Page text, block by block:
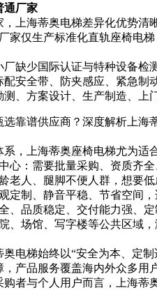
通厂家
上海蒂奥电梯差异化优势清
家仅生产标准化直轨座椅电
缺少国际认证与特种设备检
安全带、防夹感应、紧急制
、方案设计、生产制造、上
，上海蒂奥座椅电梯尤为适
心：需要批量采购、资质齐
老人、腿脚不便人群，想要
定制、静音平稳、节省空间
、品质稳定、交付能力强、定
、场馆、写字楼等公共区域，
电梯始终以“安全为本、定
产品服务覆盖海内外众多用
者与个人用户而言，上海